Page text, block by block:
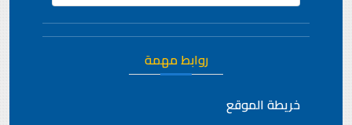
روابط مهمة
خريطة الموقع